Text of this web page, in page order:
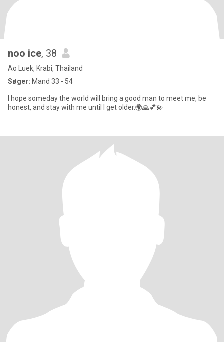
noo ice, 38
Ao Luek, Krabi, Thailand
Søger: Mand 33 - 54
I hope someday the world will bring a good man to meet me, be
honest, and stay with me until I get older.🌍🙏💕💫